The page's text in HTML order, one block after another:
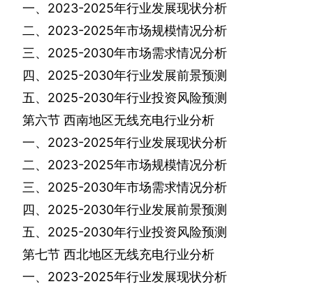
一、 2023-2025年行业发展现状分析
二、 2023-2025年市场规模情况分析
三、 2025-2030年市场需求情况分析
四、 2025-2030年行业发展前景预测
五、 2025-2030年行业投资风险预测
第六节 西南地区无线充电行业分析
一、 2023-2025年行业发展现状分析
二、 2023-2025年市场规模情况分析
三、 2025-2030年市场需求情况分析
四、 2025-2030年行业发展前景预测
五、 2025-2030年行业投资风险预测
第七节 西北地区无线充电行业分析
一、 2023-2025年行业发展现状分析